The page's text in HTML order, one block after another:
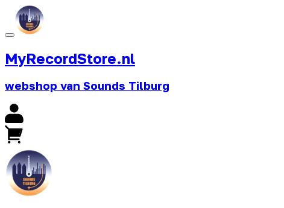
MyRecordStore.nl
webshop van Sounds Tilburg